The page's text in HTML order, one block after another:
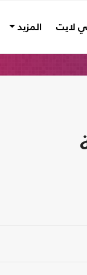
لايت المزيد